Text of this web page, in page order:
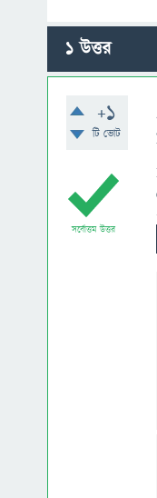
1উত্তর
+1
টি ভোট
সর্বোত্তম উত্তর